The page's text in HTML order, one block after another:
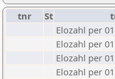
tnr St
Elozahl per
Elozahl per
Elozahl per
Elozahl per